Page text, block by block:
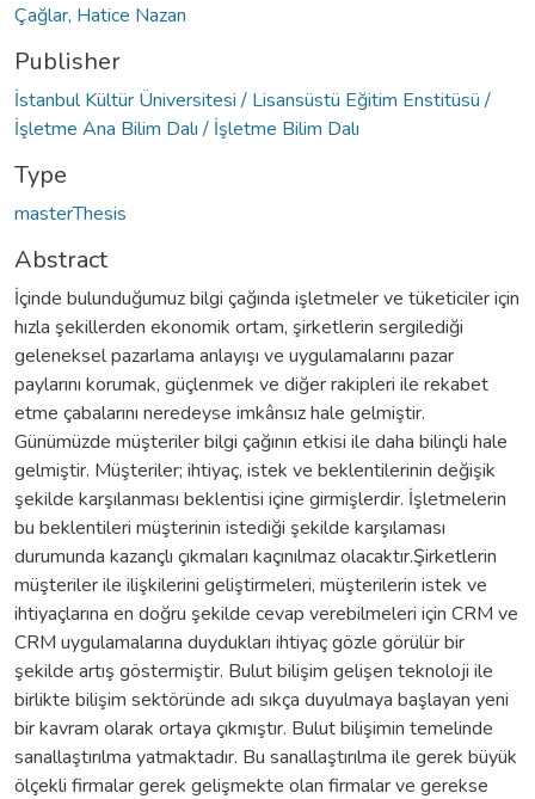
Çağlar, Hatice Nazan
Publisher
İstanbul Kültür Üniversitesi / Lisansüstü Eğitim Enstitüsü /
İşletme Ana Bilim Dalı / İşletme Bilim Dalı
Type
masterThesis
Abstract
İçinde bulunduğumuz bilgi çağında işletmeler ve tüketiciler için
hızla şekillerden ekonomik ortam, şirketlerin sergilediği
geleneksel pazarlama anlayışı ve uygulamalarını pazar
paylarını korumak, güçlenmek ve diğer rakipleri ile rekabet
etme çabalarını neredeyse imkânsız hale gelmiştir.
Günümüzde müşteriler bilgi çağının etkisi ile daha bilinçli hale
gelmiştir. Müşteriler; ihtiyaç, istek ve beklentilerinin değişik
şekilde karşılanması beklentisi içine girmişlerdir. İşletmelerin
bu beklentileri müşterinin istediği şekilde karşılaması
durumunda kazançlı çıkmaları kaçınılmaz olacaktır.Şirketlerin
müşteriler ile ilişkilerini geliştirmeleri, müşterilerin istek ve
ihtiyaçlarına en doğru şekilde cevap verebilmeleri için CRM ve
CRM uygulamalarına duydukları ihtiyaç gözle görülür bir
şekilde artış göstermiştir. Bulut bilişim gelişen teknoloji ile
birlikte bilişim sektöründe adı sıkça duyulmaya başlayan yeni
bir kavram olarak ortaya çıkmıştır. Bulut bilişimin temelinde
sanallaştırılma yatmaktadır. Bu sanallaştırılma ile gerek büyük
ölçekli firmalar gerek gelişmekte olan firmalar ve gerekse